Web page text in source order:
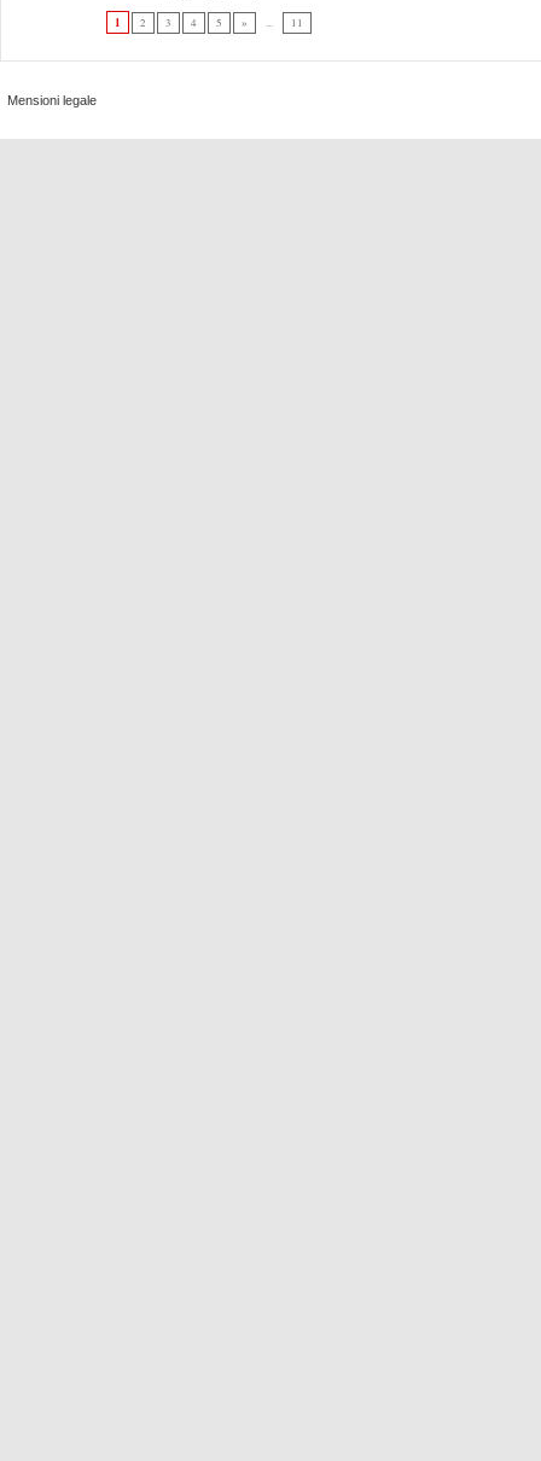
1 2 3 4 5 » ... 11
Mensioni legale